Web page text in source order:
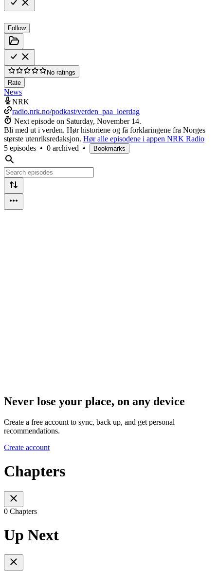
Follow
No ratings
Rate
News
NRK
radio.nrk.no/podkast/verden_paa_loerdag
Next episode on Saturday, November 14.
Bli med ut i verden. Hør historiene og få forklaringene fra Norges
største utenriksredaksjon. Hør alle episodene i appen NRK Radio
5 episodes • 0 archived • Bookmarks
Never lose your place, on any device
Create a free account to sync, back up, and get personal
recommendations.
Create account
Chapters
0 Chapters
Up Next